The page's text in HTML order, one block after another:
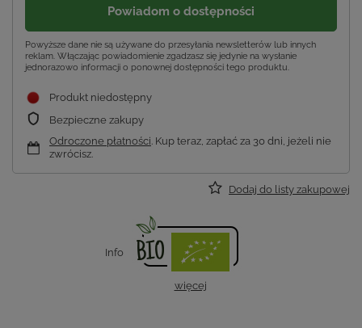
Powiadom o dostępności
Powyższe dane nie są używane do przesyłania newsletterów lub innych
reklam. Włączając powiadomienie zgadzasz się jedynie na wysłanie
jednorazowo informacji o ponownej dostępności tego produktu.
Produkt niedostępny
Bezpieczne zakupy
Odroczone płatności. Kup teraz, zapłać za 30 dni, jeżeli nie
zwrócisz.
Dodaj do listy zakupowej
Info
więcej